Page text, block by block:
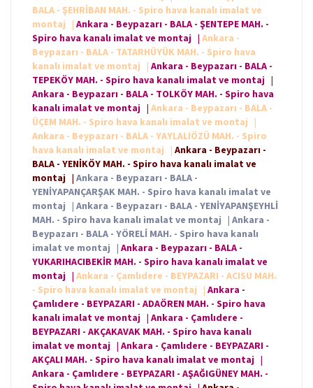
BALA - ŞEHRİBAN MAH. - Spiro hava kanalı imalat ve
montaj
| Ankara - Beypazarı - BALA - ŞENTEPE MAH. -
Spiro hava kanalı imalat ve montaj | Ankara -
Beypazarı - BALA - TATARHÜYÜK MAH. - Spiro hava
kanalı imalat ve montaj
| Ankara - Beypazarı - BALA -
TEPEKÖY MAH. - Spiro hava kanalı imalat ve montaj |
Ankara - Beypazarı - BALA - TOLKÖY MAH. - Spiro hava
kanalı imalat ve montaj | Ankara - Beypazarı - BALA -
ÜÇEM MAH. - Spiro hava kanalı imalat ve montaj
|
Ankara - Beypazarı - BALA - YAYLALIÖZÜ MAH. - Spiro
hava kanalı imalat ve montaj
| Ankara - Beypazarı -
BALA - YENİKÖY MAH. - Spiro hava kanalı imalat ve
montaj | Ankara - Beypazarı - BALA -
YENİYAPANÇARŞAK MAH. - Spiro hava kanalı imalat ve
montaj | Ankara - Beypazarı - BALA - YENİYAPANŞEYHLİ
MAH. - Spiro hava kanalı imalat ve montaj | Ankara -
Beypazarı - BALA - YÖRELİ MAH. - Spiro hava kanalı
imalat ve montaj | Ankara - Beypazarı - BALA -
YUKARIHACIBEKİR MAH. - Spiro hava kanalı imalat ve
montaj | Ankara - Çamlıdere - BEYPAZARI - ACISU MAH.
- Spiro hava kanalı imalat ve montaj
| Ankara -
Çamlıdere - BEYPAZARI - ADAÖREN MAH. - Spiro hava
kanalı imalat ve montaj | Ankara - Çamlıdere -
BEYPAZARI - AKÇAKAVAK MAH. - Spiro hava kanalı
imalat ve montaj | Ankara - Çamlıdere - BEYPAZARI -
AKÇALI MAH. - Spiro hava kanalı imalat ve montaj |
Ankara - Çamlıdere - BEYPAZARI - AŞAĞIGÜNEY MAH. -